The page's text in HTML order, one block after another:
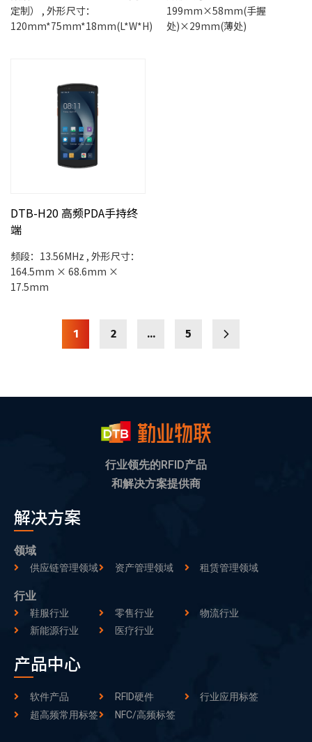
定制） , 外形尺寸：
120mm*75mm*18mm(L*W*H)
199mm×58mm(手握
处)×29mm(薄处)
DTB-H20 高频PDA手持终
端
频段：13.56MHz , 外形尺寸：
164.5mm × 68.6mm ×
17.5mm
1 2 … 5
行业领先的RFID产品
和解决方案提供商
解决方案
领域
供应链管理领域 资产管理领域 租赁管理领域
行业
鞋服行业 零售行业
物流行业
新能源行业
医疗行业
产品中心
软件产品 RFID硬件
行业应用标签
超高频常用标签
NFC/高频标签